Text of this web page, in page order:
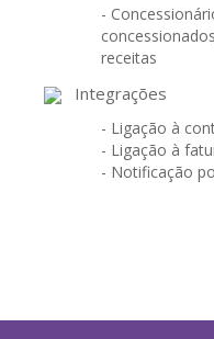
-
receitas
Integrações
- Ligação à
- Ligação à
- Notificação